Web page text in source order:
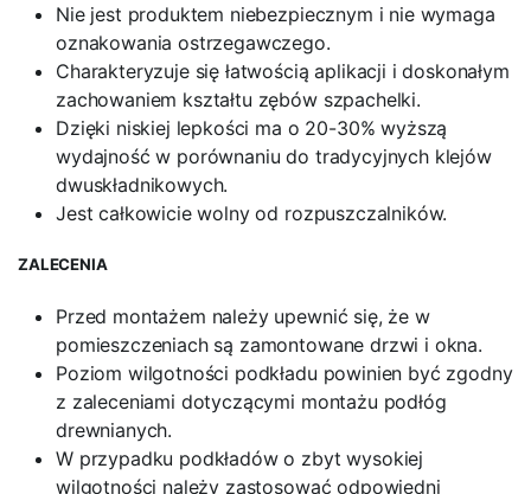
Nie jest produktem niebezpiecznym i nie wymaga
oznakowania ostrzegawczego.
Charakteryzuje się łatwością aplikacji i doskonałym
zachowaniem kształtu zębów szpachelki.
Dzięki niskiej lepkości ma o 20-30% wyższą
wydajność w porównaniu do tradycyjnych klejów
dwuskładnikowych.
Jest całkowicie wolny od rozpuszczalników.
ZALECENIA
Przed montażem należy upewnić się, że w
pomieszczeniach są zamontowane drzwi i okna.
Poziom wilgotności podkładu powinien być zgodny
z zaleceniami dotyczącymi montażu podłóg
drewnianych.
W przypadku podkładów o zbyt wysokiej
wilgotności należy zastosować odpowiedni